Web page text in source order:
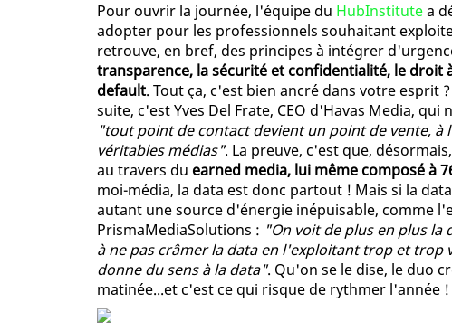
Pour ouvrir la journée, l'équipe du HubInstitutea
adopter pour les professionnels souhaitant
retrouve, en bref, des principes à intégrer
transparence, la sécurité et confidentialité, le droit
default. Tout ça, c'est bien ancré dans votre esprit
suite, c'est Yves Del Frate, CEO d'Havas Media,
"tout point de contact devient un point de vente, à
véritables médias". La preuve, c'est que,
au travers du earned media, lui même composé à
moi-média, la data est donc partout ! Mais si la
autant une source d'énergie inépuisable, comme
PrismaMediaSolutions : "On voit de plus en plus
à ne pas crâmer la data en l'exploitant trop et trop
donne du sens à la data". Qu'on se le dise, le duo
matinée...et c'est ce qui risque de rythmer l'année !